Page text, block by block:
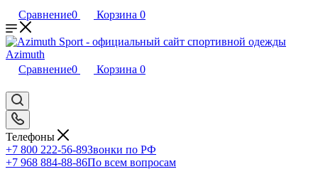
Сравнение0 Корзина 0
Сравнение0 Корзина 0
Телефоны
+7 800 222-56-89Звонки по РФ
+7 968 884-88-86По всем вопросам